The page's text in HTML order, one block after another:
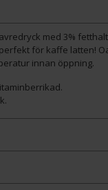
med 3%
för kaffe latten!
innan öppning.